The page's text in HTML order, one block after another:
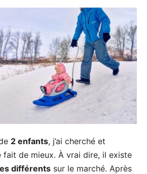
2 enfants, j’ai cherché et
fait de mieux. À vrai dire, il existe
différents sur le marché. Après